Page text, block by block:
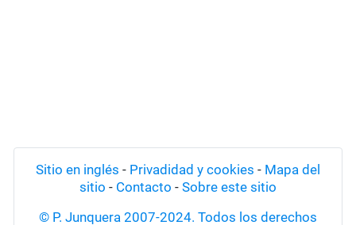
Sitio en inglés - Privadidad y cookies - Mapa del
sitio - Contacto - Sobre este sitio
© P. Junquera 2007-2024. Todos los derechos